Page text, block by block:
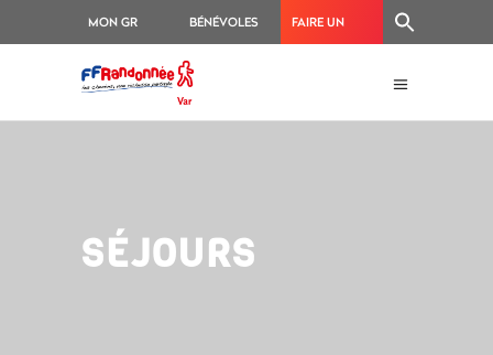
MON GR
®
BÉNÉVOLES FAIRE UN
SÉJOURS